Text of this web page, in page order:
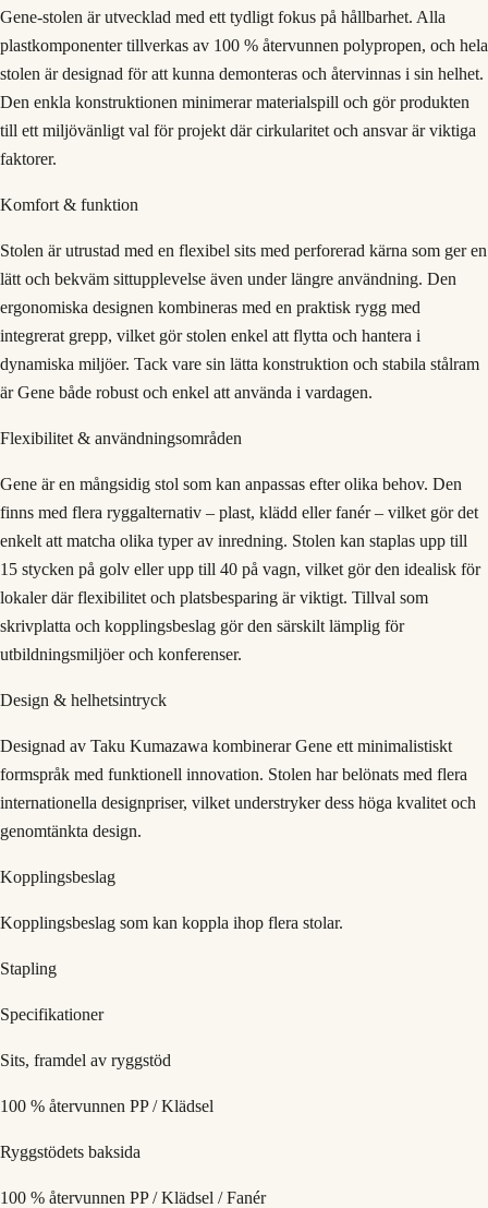
Gene-stolen är utvecklad med ett tydligt fokus på hållbarhet. Alla
plastkomponenter tillverkas av 100 % återvunnen polypropen, och hela
stolen är designad för att kunna demonteras och återvinnas i sin helhet.
Den enkla konstruktionen minimerar materialspill och gör produkten
till ett miljövänligt val för projekt där cirkularitet och ansvar är viktiga
faktorer.
Komfort & funktion
Stolen är utrustad med en flexibel sits med perforerad kärna som ger en
lätt och bekväm sittupplevelse även under längre användning. Den
ergonomiska designen kombineras med en praktisk rygg med
integrerat grepp, vilket gör stolen enkel att flytta och hantera i
dynamiska miljöer. Tack vare sin lätta konstruktion och stabila stålram
är Gene både robust och enkel att använda i vardagen.
Flexibilitet & användningsområden
Gene är en mångsidig stol som kan anpassas efter olika behov. Den
finns med flera ryggalternativ – plast, klädd eller fanér – vilket gör det
enkelt att matcha olika typer av inredning. Stolen kan staplas upp till
15 stycken på golv eller upp till 40 på vagn, vilket gör den idealisk för
lokaler där flexibilitet och platsbesparing är viktigt. Tillval som
skrivplatta och kopplingsbeslag gör den särskilt lämplig för
utbildningsmiljöer och konferenser.
Design & helhetsintryck
Designad av Taku Kumazawa kombinerar Gene ett minimalistiskt
formspråk med funktionell innovation. Stolen har belönats med flera
internationella designpriser, vilket understryker dess höga kvalitet och
genomtänkta design.
Kopplingsbeslag
Kopplingsbeslag som kan koppla ihop flera stolar.
Stapling
Specifikationer
Sits, framdel av ryggstöd
100 % återvunnen PP / Klädsel
Ryggstödets baksida
100 % återvunnen PP / Klädsel / Fanér